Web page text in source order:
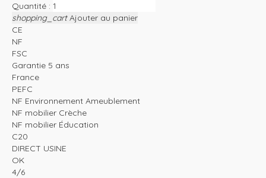
Quantité :
shopping_cart Ajouter au panier
CE
NF
FSC
Garantie 5 ans
France
PEFC
NF Environnement Ameublement
NF mobilier Crèche
NF mobilier Éducation
C20
DIRECT USINE
OK
4/6